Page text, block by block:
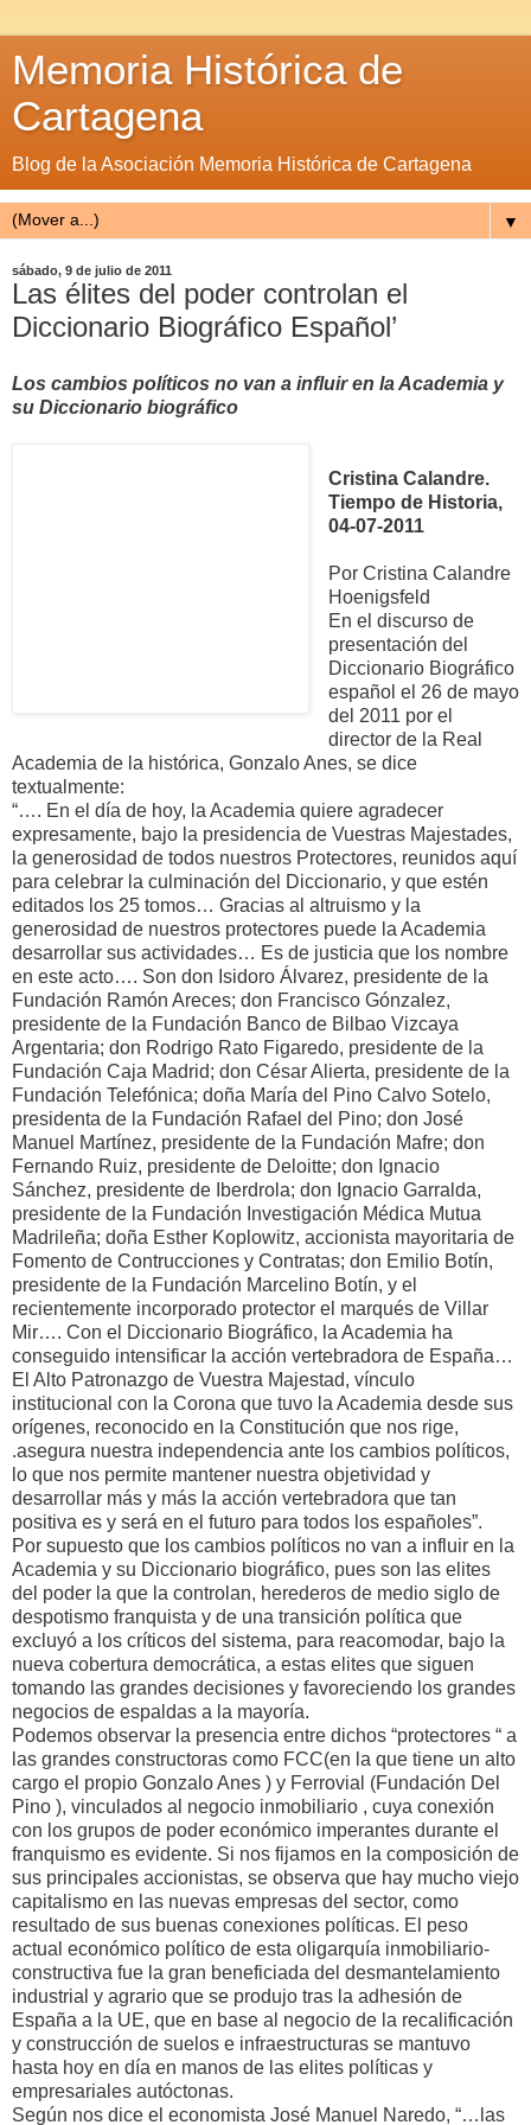
Memoria Histórica de
Cartagena
Blog de la Asociación Memoria Histórica de Cartagena
▼
sábado, 9 de julio de 2011
Las élites del poder controlan el
Diccionario Biográfico Español’
Los cambios políticos no van a influir en la Academia y
su Diccionario biográfico
Cristina Calandre.
Tiempo de Historia,
04-07-2011
Por Cristina Calandre
Hoenigsfeld
En el discurso de
presentación del
Diccionario Biográfico
español el 26 de mayo
del 2011 por el
director de la Real
Academia de la histórica, Gonzalo Anes, se dice
textualmente:
“…. En el día de hoy, la Academia quiere agradecer
expresamente, bajo la presidencia de Vuestras Majestades,
la generosidad de todos nuestros Protectores, reunidos aquí
para celebrar la culminación del Diccionario, y que estén
editados los 25 tomos… Gracias al altruismo y la
generosidad de nuestros protectores puede la Academia
desarrollar sus actividades… Es de justicia que los nombre
en este acto…. Son don Isidoro Álvarez, presidente de la
Fundación Ramón Areces; don Francisco Gónzalez,
presidente de la Fundación Banco de Bilbao Vizcaya
Argentaria; don Rodrigo Rato Figaredo, presidente de la
Fundación Caja Madrid; don César Alierta, presidente de la
Fundación Telefónica; doña María del Pino Calvo Sotelo,
presidenta de la Fundación Rafael del Pino; don José
Manuel Martínez, presidente de la Fundación Mafre; don
Fernando Ruiz, presidente de Deloitte; don Ignacio
Sánchez, presidente de Iberdrola; don Ignacio Garralda,
presidente de la Fundación Investigación Médica Mutua
Madrileña; doña Esther Koplowitz, accionista mayoritaria de
Fomento de Contrucciones y Contratas; don Emilio Botín,
presidente de la Fundación Marcelino Botín, y el
recientemente incorporado protector el marqués de Villar
Mir…. Con el Diccionario Biográfico, la Academia ha
conseguido intensificar la acción vertebradora de España…
El Alto Patronazgo de Vuestra Majestad, vínculo
institucional con la Corona que tuvo la Academia desde sus
orígenes, reconocido en la Constitución que nos rige,
.asegura nuestra independencia ante los cambios políticos,
lo que nos permite mantener nuestra objetividad y
desarrollar más y más la acción vertebradora que tan
positiva es y será en el futuro para todos los españoles”.
Por supuesto que los cambios políticos no van a influir en la
Academia y su Diccionario biográfico, pues son las elites
del poder la que la controlan, herederos de medio siglo de
despotismo franquista y de una transición política que
excluyó a los críticos del sistema, para reacomodar, bajo la
nueva cobertura democrática, a estas elites que siguen
tomando las grandes decisiones y favoreciendo los grandes
negocios de espaldas a la mayoría.
Podemos observar la presencia entre dichos “protectores “ a
las grandes constructoras como FCC(en la que tiene un alto
cargo el propio Gonzalo Anes ) y Ferrovial (Fundación Del
Pino ), vinculados al negocio inmobiliario , cuya conexión
con los grupos de poder económico imperantes durante el
franquismo es evidente. Si nos fijamos en la composición de
sus principales accionistas, se observa que hay mucho viejo
capitalismo en las nuevas empresas del sector, como
resultado de sus buenas conexiones políticas. El peso
actual económico político de esta oligarquía inmobiliario-
constructiva fue la gran beneficiada del desmantelamiento
industrial y agrario que se produjo tras la adhesión de
España a la UE, que en base al negocio de la recalificación
y construcción de suelos e infraestructuras se mantuvo
hasta hoy en día en manos de las elites políticas y
empresariales autóctonas.
Según nos dice el economista José Manuel Naredo, “…las